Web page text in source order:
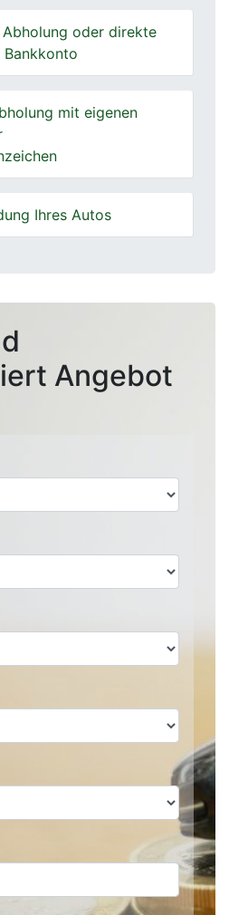
oder direkte
Bankkonto
mit eigenen
Ihres Autos
Angebot